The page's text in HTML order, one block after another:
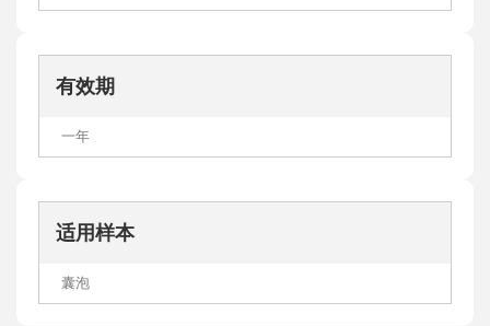
有效期
一年
适用样本
囊泡